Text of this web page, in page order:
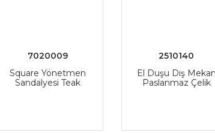
7020009
Square Yönetmen
Sandalyesi Teak
2510140
El Duşu Dış Mekan
Paslanmaz Çelik